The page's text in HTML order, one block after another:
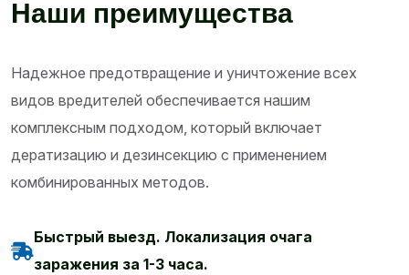
Наши преимущества
Надежное предотвращение и уничтожение всех
видов вредителей обеспечивается нашим
комплексным подходом, который включает
дератизацию и дезинсекцию с применением
комбинированных методов.
Быстрый выезд. Локализация очага
заражения за 1-3 часа.